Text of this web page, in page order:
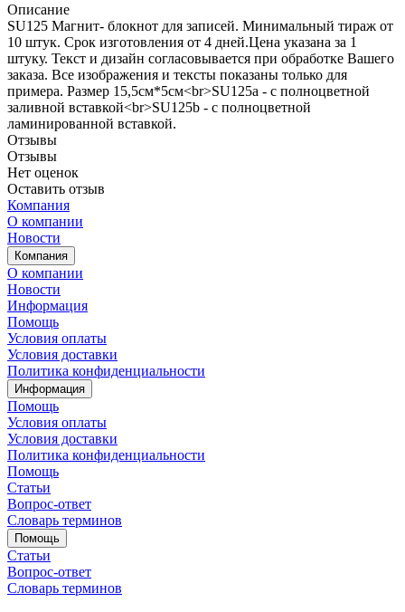
Описание
SU125 Магнит- блокнот для записей. Минимальный тираж от
10 штук. Срок изготовления от 4 дней.Цена указана за 1
штуку. Текст и дизайн согласовывается при обработке Вашего
заказа. Все изображения и тексты показаны только для
примера. Размер 15,5см*5см<br>SU125a - с полноцветной
заливной вставкой<br>SU125b - с полноцветной
ламинированной вставкой.
Отзывы
Отзывы
Нет оценок
Оставить отзыв
Компания
О компании
Новости
Компания
О компании
Новости
Информация
Помощь
Условия оплаты
Условия доставки
Политика конфиденциальности
Информация
Помощь
Условия оплаты
Условия доставки
Политика конфиденциальности
Помощь
Статьи
Вопрос-ответ
Словарь терминов
Помощь
Статьи
Вопрос-ответ
Словарь терминов